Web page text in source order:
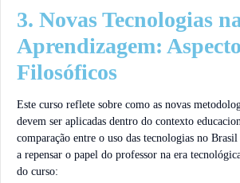
3. Novas Tecnologias
Aprendizagem:
Filosóficos
Este curso reflete sobre como as novas
devem ser aplicadas dentro do contexto
comparação entre o uso das tecnologias no
a repensar o papel do professor na era
do curso: